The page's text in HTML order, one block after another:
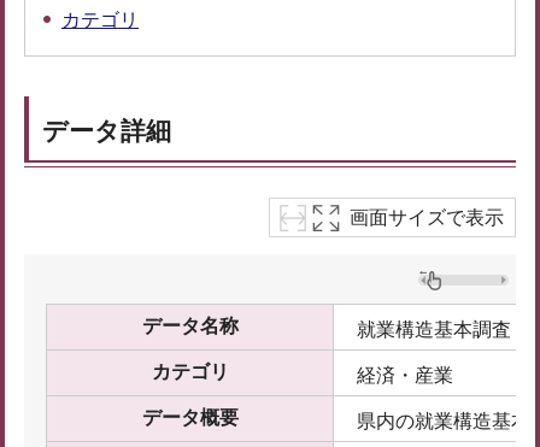
カテゴリ
データ詳細
画面サイズで表示
データ名称 就業構造基本調査
カテゴリ 経済・産業
データ概要 県内の就業構造基本